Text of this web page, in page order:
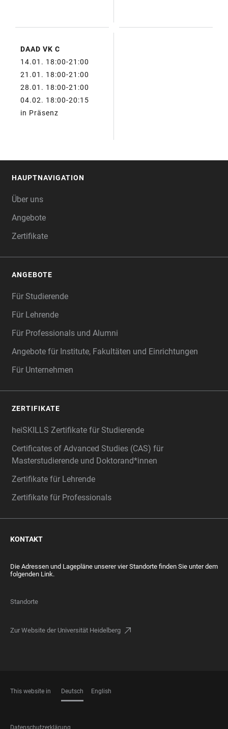
DAAD VK C
14.01. 18:00-21:00
21.01. 18:00-21:00
28.01. 18:00-21:00
04.02. 18:00-20:15
in Präsenz
HAUPTNAVIGATION
Über uns
Angebote
Zertifikate
ANGEBOTE
Für Studierende
Für Lehrende
Für Professionals und Alumni
Angebote für Institute, Fakultäten und Einrichtungen
Für Unternehmen
ZERTIFIKATE
heiSKILLS Zertifikate für Studierende
Certificates of Advanced Studies (CAS) für
Masterstudierende und Doktorand*innen
Zertifikate für Lehrende
Zertifikate für Professionals
KONTAKT
Die Adressen und Lagepläne unserer vier Standorte finden Sie unter dem
folgenden Link.
Standorte
Zur Website der Universität Heidelberg
This website in Deutsch English
Datenschutzerklärung